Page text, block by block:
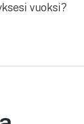
vuoksi?